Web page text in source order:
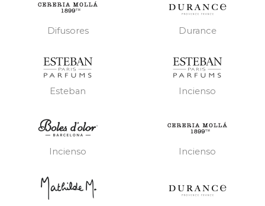
Difusores Durance
Esteban Incienso
Incienso Incienso